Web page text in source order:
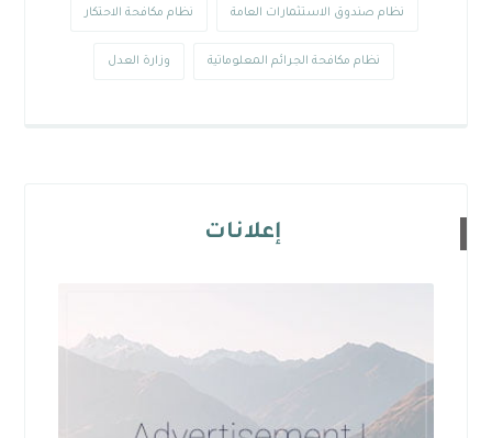
نظام صندوق الاستثمارات العامة نظام مكافحة الاحتكار
نظام مكافحة الجرائم المعلوماتية وزارة العدل
إعلانات